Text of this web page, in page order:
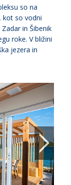
so na
kot so vodni
in Šibenik
roke. V bližini
jezera in